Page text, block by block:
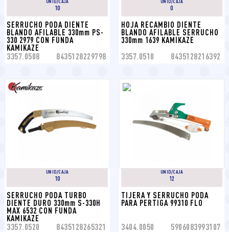
10
SERRUCHO PODA DIENTE
BLANDO AFILABLE 330mm PS-
330 2979 CON FUNDA
KAMIKAZE
3357.0508 8435128229798
0
HOJA RECAMBIO DIENTE
BLANDO AFILABLE SERRUCHO
330mm 1639 KAMIKAZE
3357.0510 8435128216392
UNID/CAJA
10
SERRUCHO PODA TURBO
DIENTE DURO 330mm S-330H
MAX 6532 CON FUNDA
KAMIKAZE
3357.0520 8435128265321
UNID/CAJA
12
TIJERA Y SERRUCHO PODA
PARA PERTIGA 99310 FLO
3404.0050 5906083993107